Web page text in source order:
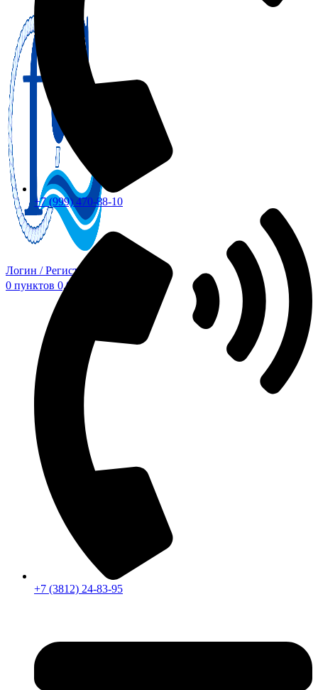
Логин / Регистрация
0 пунктов 0,00
+7 (999) 470-88-10
+7 (3812) 24-83-95